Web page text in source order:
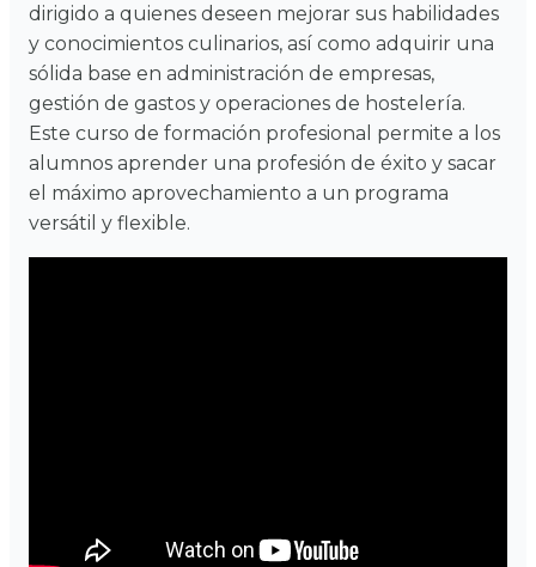
dirigido a quienes deseen mejorar sus habilidades
y conocimientos culinarios, así como adquirir una
sólida base en administración de empresas,
gestión de gastos y operaciones de hostelería.
Este curso de formación profesional permite a los
alumnos aprender una profesión de éxito y sacar
el máximo aprovechamiento a un programa
versátil y flexible.